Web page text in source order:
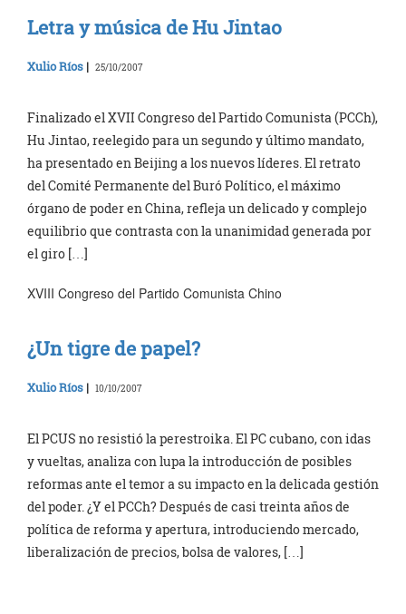
Letra y música de Hu Jintao
Xulio Ríos | 25/10/2007
Finalizado el XVII Congreso del Partido Comunista (PCCh),
Hu Jintao, reelegido para un segundo y último mandato,
ha presentado en Beijing a los nuevos líderes. El retrato
del Comité Permanente del Buró Político, el máximo
órgano de poder en China, refleja un delicado y complejo
equilibrio que contrasta con la unanimidad generada por
el giro […]
XVIII Congreso del Partido Comunista Chino
¿Un tigre de papel?
Xulio Ríos | 10/10/2007
El PCUS no resistió la perestroika. El PC cubano, con idas
y vueltas, analiza con lupa la introducción de posibles
reformas ante el temor a su impacto en la delicada gestión
del poder. ¿Y el PCCh? Después de casi treinta años de
política de reforma y apertura, introduciendo mercado,
liberalización de precios, bolsa de valores, […]